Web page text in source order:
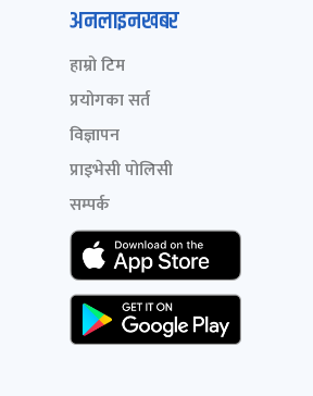
अनलाइनखबर
हाम्रो टिम
प्रयोगका सर्त
विज्ञापन
प्राइभेसी पोलिसी
सम्पर्क